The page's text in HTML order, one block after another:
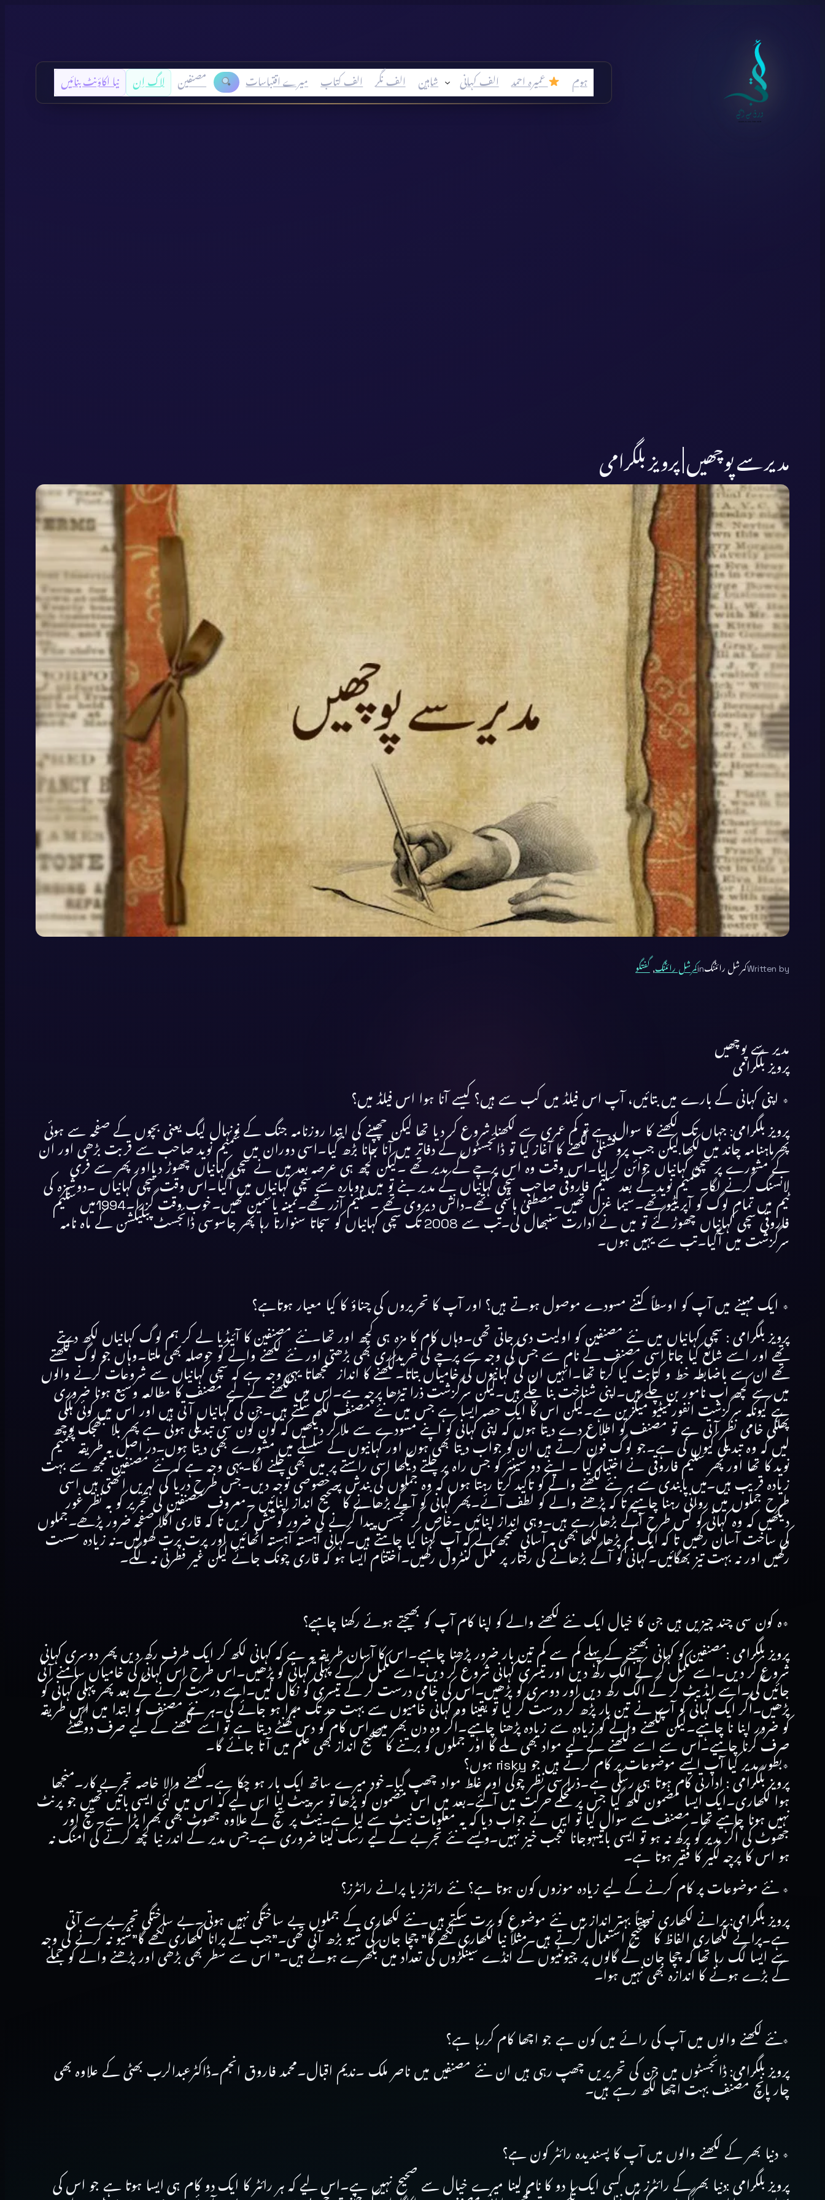
ہوم عمیرہ احمد الف کہانی شاہین الف نگر الف کتاب میرے اقتباسات مصنفین لاگ اِن نیا اکاؤنٹ بنائیں
مدیر سے پوچھیں | پرویز بلگرامی
Written byکمرشل رائٹنگinکمرشل رائٹنگ, گفتگو
مدیر سے پوچھیں
پرویز بلگرامی
٭ اپنی کہانی کے بارے میں بتائیں، آپ اس فیلڈ میں کب سے ہیں؟ کیسے آنا ہوا اس فیلڈ میں؟
پرویز بلگرامی: جہاں تک لکھنے کا سوال ہے تو کم عمری سے لکھنا شروع کر دیا تھا لیکن چھپنے کی ابتدا روزنامہ جنگ کے نونہال لیگ یعنی بچوں کے صفحہ سے ہوئی
پھرماہنامہ چاند میں لکھا.لیکن جب پروفشنلی لکھنے کا آغاز کیا تو ڈائجسٹوں کے دفاتر میں آنا جانا بڑھ گیا۔اسی دوران میں شمیم نوید صاحب سے قربت بڑھی اور ان
کے مشورے پر سچی کہانیاں جوائن کر لیا۔اس وقت وہ اس پرچے کے مدیر تھے ۔لیکن کچھ ہی عرصہ بعد میں نے سچی کہانیاں چھوڑ دیااور پھر سے فری
لانسنگ کرنے لگا۔شمیم نوید کے بعد سلیم فاروقی صاحب سچی کہانیاں کے مدیر بنے تو میں دوبارہ سے سچی کہانیاں میں آگیا۔اس وقت سچی کہانیاں ۔دوشیزہ کی
ٹیم میں تمام لوگ کو آپریٹیو تھے۔سیما غزل تھیں۔مصطفیٰ ہاشمی تھے۔دانش دیروی تھے ۔سلیم آزر تھے۔ثمینہ یاسمین تھیں۔خوب وقت گزرا۔1994میں سلیم
فاروقی سچی کہانیاں چھوڑ گئے تو میں نے ادارت سنبھال لی۔تب سے 2008 تک سچی کہانیاں کو سجاتا سنوارتا رہا پھر جاسوسی ڈائجسٹ پبلیکشن کے ماہ نامہ
سرگزشت میں آگیا۔تب سے یہیں ہوں۔
٭ ایک مہینے میں آپ کو اوسطاً کتنے مسودے موصول ہوتے ہیں؟ اور آپ کا تحریروں کی چناؤ کا کیا معیار ہوتاہے؟
پرویز بلگرامی : سچی کہانیاں میں نئے مصنفین کو اولیت دی جاتی تھی۔وہاں کام کا مزہ ہی کچھ اور تھا۔نئے مصنفین کا آئیڈیا لے کر ہم لوگ کہانیاں لکھ دیتے
تھے اور اسے شائع کیا جاتا اسی مصنف کے نام سے جس کی وجہ سے پرچے کی خریداری بھی بڑھتی اور نئے لکھنے والے کو حوصلہ بھی ملتا۔وہاں جو لوگ لکھتے
تھے ان سے باضابطہ خط و کتابت کیا کرتا تھا۔انہیں ان کی کہانیوں کی خامیاں بتاتا۔لکھنے کا انداز سمجھاتا یہی وجہ ہے کہ سچی کہانیاں سے شروعات کرنے والوں
میں سے کچھ اب نامور بن چکے ہیں۔اپنی شناخت بنا چکے ہیں۔لیکن سرگزشت ذرا تیڑھا پرچہ ہے۔اس میں لکھنے کے لیے مصنف کا مطالعہ وسیع ہونا ضروری
ہے کیونکہ سرگزشت انفورمیٹیو میگزین ہے۔لیکن اس کا ایک حصہ ایسا ہے جس میں نئے مصنف لکھ سکتے ہیں۔جن کی کہانیاں آتی ہیں اور اس میں کوئی ہلکی
پھلکی خامی نظر آتی ہے تو مصنف کو اطلاع دے دیتا ہوں کہ اپنی کہانی کو اپنے مسودے سے ملا کر دیکھیں کہ کون کون سی تبدیلی ہوئی ہے پھر بلا جھجک پوچھ
لیں کہ وہ تبدیلی کیوں کی ہے۔جو لوگ فون کرتے ہیں ان کو جواب دیتا بھی ہوں اور کہانیوں کے سلسلے میں مشورے بھی دیتا ہوں۔در اصل یہ طریقہ شمیم
نوید کا تھا اور پھر سلیم فاروقی نے اختیار کیا ۔ اپنے دو سینئر کو جس راہ پر چلتے دیکھا اسی راستے پر میں بھی چلنے لگا۔یہی وجہ ہے کہ نئے مصنفین مجھ سے بہت
زیادہ قریب ہیں۔میں پابندی سے ہر نئے لکھنے والے کو تاکید کرتا رہتا ہوں کہ وہ جملوں کی بندش پر خصوصی توجہ دیں۔جس طرح دریا کی لہریں اٹھتی ہیں اسی
طرح جملوں میں روانی رہنا چاہیے تا کہ پڑھنے والے کو لطف آئے۔پھر کہانی کو آگے بڑھانے کا صحیح انداز اپنائیں ۔معروف مصنفین کی تحریر کو بہ نظر غور
دیکھیں کہ وہ کہانی کو کس طرح آگے بڑھا رہے ہیں۔وہی انداز اپنائیں ۔خاص کر تجسس پیدا کرنے کی ضرور کوشش کریں تا کہ قاری اگلا صفحہ ضرور پڑھے۔جملوں
کی ساخت آسان رکھیں تا کہ ایک کم پڑھا لکھا بھی بہ آسانی سمجھ لے کہ آپ کہنا کیا چاہتے ہیں۔کہانی آہستہ آہستہ اٹھائیں اور پرت پرت کھولیں۔نہ زیادہ سست
رکھیں اور نہ بہت تیز بھگائیں۔کہانی کو آگے بڑھانے کی رفتار پر مکمل کنٹرول رکھیں۔اختتام ایسا ہو کہ قاری چونک جائے لیکن غیر فطرتی نہ لگے۔
٭ہ کون سی چند چیزیں ہیں جن کا خیال ایک نئے لکھنے والے کو اپنا کام آپ کو بھیجتے ہوئے رکھنا چاہیے؟
پرویز بلگرامی :مصنفین کو کہانی بھیجنے کے پہلے کم سے کم تین بار ضرور پڑھنا چاہیے۔اس کا آسان طریقہ یہ ہے کہ کہانی لکھ کر ایک طرف رکھ دیں پھر دوسری کہانی
شروع کر دیں۔اسے مکمل کر کے الگ رکھ دیں اور تیسری کہانی شروع کر دیں۔اسے مکمل کر کے پہلی کہانی کو پڑھیں۔اس طرح اس کہانی کی خامیاں سامنے آتی
جائیں گی۔اسے ایڈیٹ کر کے الگ رکھ دیں اور دوسری کو پڑھیں۔اس کی خامی درست کر کے تیسری کو نکال لیں۔اسے درست کرنے کے بعد پھر پہلی کہانی کو
پڑھیں۔اگر ایک کہانی کو آپ نے تین بار پڑھ کر درست کر لیا تو یقینا وہ کہانی خامیوں سے بہت حد تک مبرا ہو جائے گی۔ہر نئے مصنف کو ابتدا میں اس طریقہ
کو ضرور اپنا نا چاہیے۔لیکن لکھنے والے کو زیادہ سے زیادہ پڑھنا چاہیے۔اگر وہ دن بھر میں اس کام کو دس گھنٹے دیتا ہے تو اسے لکھنے کے لیے صرف دوگھنٹے
صرف کرنا چاہیے۔اس سے اسے لکھنے کے لیے مواد بھی ملے گا اور جملوں کو برتنے کا صحیح انداز بھی علم میں آتا جائے گا۔
٭بطور مدیر کیا آپ ایسے موضوعات پر کام کرتے ہیں جو risky ہوں؟
پرویز بلگرامی : ادارتی کام ہوتا ہی رسکی ہے۔ذرا سی نظر چوکی اور غلط مواد چھپ گیا۔خود میرے ساتھ ایک بار ہو چکا ہے۔لکھنے والا خاصہ تجربے کار۔منجھا
ہوا لکھاری۔ایک ایسا مضمون لکھ گیا جس پر محکمے حرکت میں آگئے۔بعد میں اس مضمون کو پڑھا تو سر پیٹ لیا اس لیے کہ اس میں کئی ایسی باتیں تھیں جو پرنٹ
نہیں ہونا چاہیے تھا۔مصنف سے سوال کیا تو اس نے جواب دیا کہ یہ معلومات نیٹ سے لیا ہے۔نیٹ پر سچ کے علاوہ جھوٹ بھی بھرا پڑا ہے۔سچ اور
جھوٹ کی اگر مدیر کو پرکھ نہ ہو تو ایسی باتیںہوجانا تعجب خیز نہیں۔ویسے نئے تجربے کے لیے رسک لینا ضروری ہے۔جس مدیر کے اندر نیا کچھ کرنے کی امنگ نہ
ہو اس کا پرچہ لکیر کا فقیر ہوتا ہے۔
٭ نئے موضوعات پر کام کرنے کے لیے زیادہ موزوں کون ہوتا ہے؟ نئے رائٹرز یا پرانے رائٹرز؟
پرویز بلگرامی: پرانے لکھاری نسبتاً بہتر انداز میں نئے موضوع کو برت سکتے ہیں۔نئے لکھاری کے جملوں بے ساختگی نہیں ہوتی۔بے ساختگی تجربے سے آتی
ہے۔پرانے لکھاری الفاظ کا صحیح استعمال کرتے ہیں۔مثلاً نیا لکھاری لکھے گا” چچا جان کی شیو بڑھ آئی تھی۔”جب کے پرانا لکھاری لکھے گا”شیو نہ کرنے کی وجہ
سے ایسا لگ رہا تھا کہ چچا جان کے گالوں پر چیونٹیوں کے انڈے سینکڑوں کی تعداد میں بکھرے ہوئے ہیں۔” اس سے سطر بھی بڑھی اور پڑھنے والے کو جملے
کے بڑے ہونے کا اندازہ بھی نہیں ہوا۔
٭نئے لکھنے والوں میں آپ کی رائے میں کون ہے جو اچھا کام کررہا ہے؟
پرویز بلگرامی: ڈائجسٹوں میں جن کی تحریریں چھپ رہی ہیں ان نئے مصنفیں میں ناصر ملک ۔ندیم اقبال۔محمد فاروق انجم۔ڈاکٹرعبدالرب بھٹی کے علاوہ بھی
چار پانچ مصنف بہت اچھا لکھ رہے ہیں۔
٭ دنیا بھر کے لکھنے والوں میں آپ کا پسندیدہ رائٹر کون ہے؟
پرویز بلگرامی :دنیا بھر کے رائٹرز میں کسی ایک یا دو کا نام لینا میرے خیال سے صحیح نہیں ہے۔اس لیے کہ ہر رائٹر کا ایک دو کام ہی ایسا ہوتا ہے جو اس کی